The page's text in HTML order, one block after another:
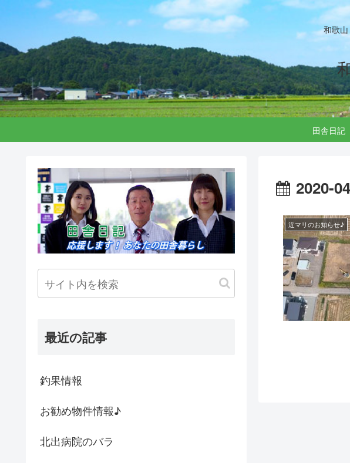
和歌
田舎日記
2020-
近マリのお知らせ♪
最近の記事
釣果情報
お勧め物件情報♪
北出病院のバラ